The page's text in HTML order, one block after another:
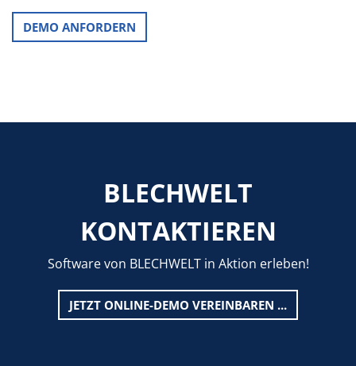
DEMO ANFORDERN
BLECHWELT
KONTAKTIEREN
Software von BLECHWELT in Aktion erleben!
JETZT ONLINE-DEMO VEREINBAREN ...